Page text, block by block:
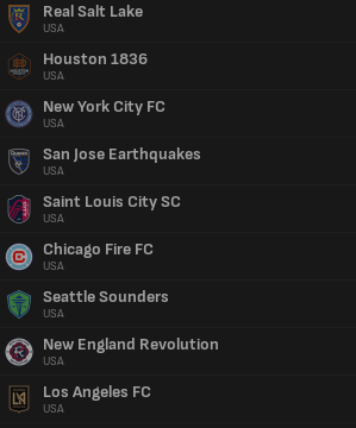
Real Salt Lake
USA
Houston 1836
USA
New York City FC
USA
San Jose Earthquakes
USA
Saint Louis City SC
USA
Chicago Fire FC
USA
Seattle Sounders
USA
New England Revolution
USA
Los Angeles FC
USA